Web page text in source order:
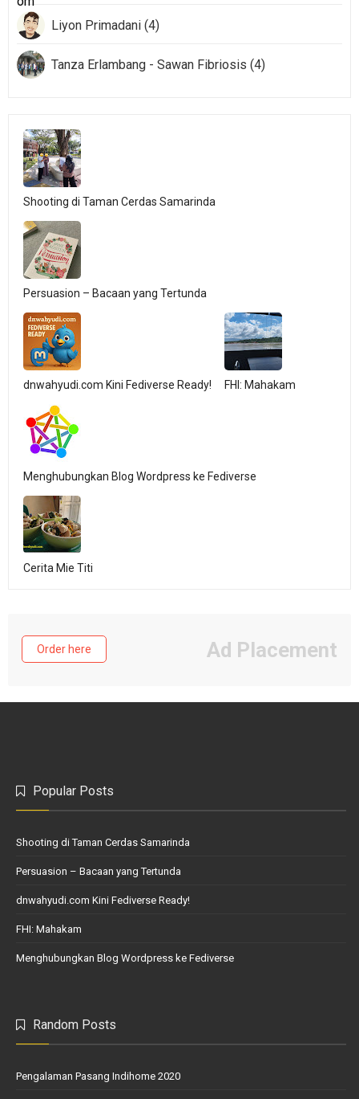
Liyon Primadani (4)
Tanza Erlambang - Sawan Fibriosis (4)
Shooting di Taman Cerdas Samarinda
Persuasion – Bacaan yang Tertunda
dnwahyudi.com Kini Fediverse Ready! FHI: Mahakam
Menghubungkan Blog Wordpress ke Fediverse
Cerita Mie Titi
Order here Ad Placement
Popular Posts
Shooting di Taman Cerdas Samarinda
Persuasion – Bacaan yang Tertunda
dnwahyudi.com Kini Fediverse Ready!
FHI: Mahakam
Menghubungkan Blog Wordpress ke Fediverse
Random Posts
Pengalaman Pasang Indihome 2020